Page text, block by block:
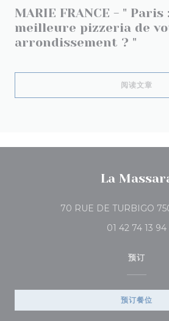
MARIE FRANCE - "
meilleure pizzeria de
arrondissement ? "
阅读文章((在
La
70 RUE DE TURBIGO
01 42 74 13 94
预订
预订餐位